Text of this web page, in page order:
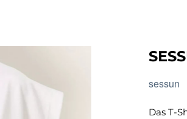
sessun
Das T-